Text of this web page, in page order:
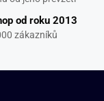
od roku 2013
zákazníků